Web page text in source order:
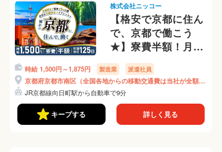
株式会社ニッコー
【格安で京都に住ん
で、京都で働こう
★】寮費半額！月収
27万円可★年間休日
125日★完成したガ
ラスの検査★(446-
1)
時給 1,500円～1,875円 製造業 派遣社員
京都府京都市南区（全国各地からの移動交通費は当社が全額負
担）
JR京都線向日町駅から自動車で9分
キープする 詳しく見る